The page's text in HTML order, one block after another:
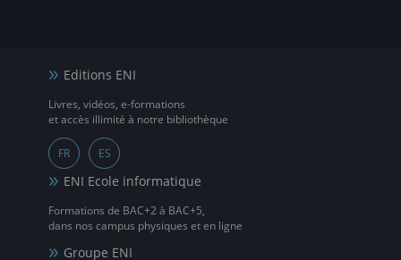
Editions ENI
Livres, vidéos, e-formations
et accès illimité à notre bibliothèque
FR ES
ENI Ecole informatique
Formations de BAC+2 à BAC+5,
dans nos campus physiques et en ligne
Groupe ENI